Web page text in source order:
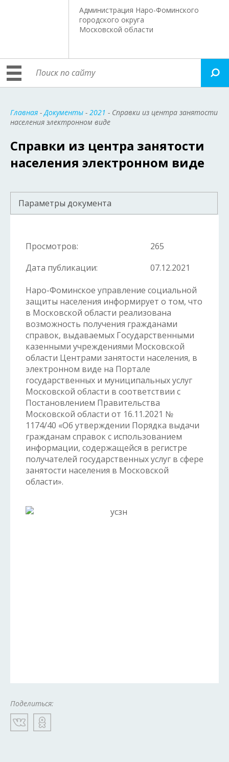
Администрация Наро-Фоминского
городского округа
Московской области
Главная -Документы - 2021 - Справки из центра занятости
населения электронном виде
Справки из центра занятости
населения электронном виде
Параметры документа
Просмотров:
265
Дата публикации:
07.12.2021
Наро-Фоминское управление социальной
защиты населения информирует о том, что
в Московской области реализована
возможность получения гражданами
справок, выдаваемых Государственными
казенными учреждениями Московской
области Центрами занятости населения, в
электронном виде на Портале
государственных и муниципальных услуг
Московской области в соответствии с
Постановлением Правительства
Московской области от 16.11.2021 №
1174/40 «Об утверждении Порядка выдачи
гражданам справок с использованием
информации, содержащейся в регистре
получателей государственных услуг в сфере
занятости населения в Московской
области».
Поделиться: